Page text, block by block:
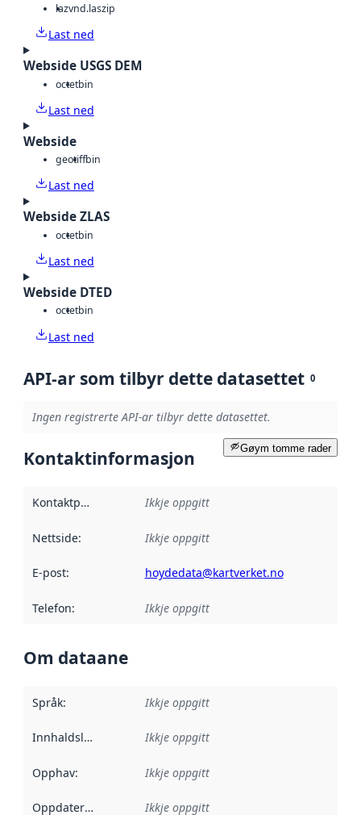
lazvnd.laszip
Last ned
Webside USGS DEM
octetbin
Last ned
Webside
geotiffbin
Last ned
Webside ZLAS
octetbin
Last ned
Webside DTED
octetbin
Last ned
API-ar som tilbyr dette datasettet 0
Ingen registrerte API-ar tilbyr dette datasettet.
Gøym tomme rader
Kontaktinformasjon
Kontaktpunkt Ikkje oppgitt
Nettside: Ikkje oppgitt
E-post: hoydedata@kartverket.no
Telefon: Ikkje oppgitt
Om dataane
Språk: Ikkje oppgitt
Innhaldsleverandørar :
Ikkje oppgitt
Opphav: Ikkje oppgitt
Oppdateringsfrekvens :
Ikkje oppgitt